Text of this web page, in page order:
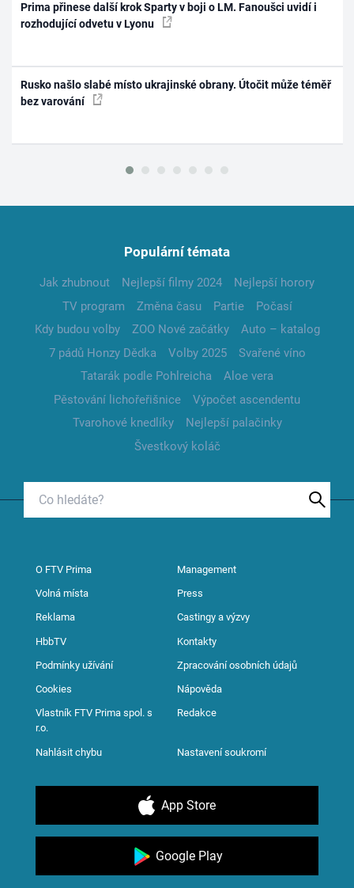
Prima přinese další krok Sparty v boji o LM. Fanoušci uvidí i
rozhodující odvetu v Lyonu
Rusko našlo slabé místo ukrajinské obrany. Útočit může téměř
bez varování
Populární témata
Jak zhubnout Nejlepší filmy 2024
Nejlepší horory
TV program
Změna času Partie
Počasí
Kdy budou volby
ZOO Nové začátky
Auto – katalog
7 pádů Honzy Dědka
Volby 2025
Svařené víno
Tatarák podle Pohlreicha
Aloe vera
Pěstování lichořeřišnice
Výpočet ascendentu
Tvarohové knedlíky
Nejlepší palačinky
Švestkový koláč
O FTV Prima Management
Volná místa Press
Reklama Castingy a výzvy
HbbTV Kontakty
Podmínky užívání Zpracování osobních údajů
Cookies Nápověda
Vlastník FTV Prima spol. s
r.o.
Redakce
Nahlásit chybu Nastavení soukromí
App Store
Google Play